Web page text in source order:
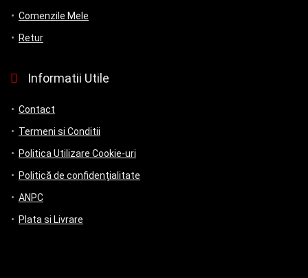
Comenzile Mele
Retur
Informatii Utile
Contact
Termeni si Conditii
Politica Utilizare Cookie-uri
Politică de confidențialitate
ANPC
Plata si Livrare